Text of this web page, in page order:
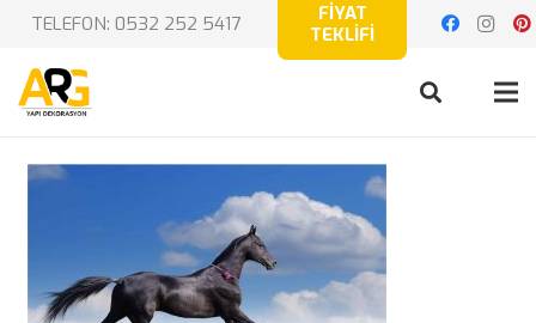
TELEFON: 0532 252 5417
FİYAT
TEKLİFİ